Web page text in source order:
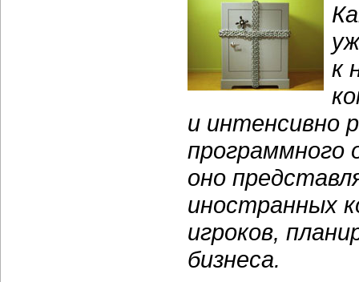
к
и интенсивно
программного
оно
иностранных
игроков,
бизнеса.